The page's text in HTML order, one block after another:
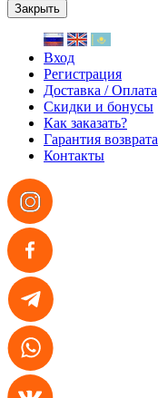
Закрыть
Вход
Регистрация
Доставка / Оплата
Скидки и бонусы
Как заказать?
Гарантия возврата
Контакты